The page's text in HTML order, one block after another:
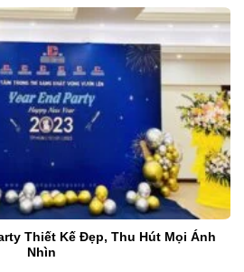
Thiết Kế Đẹp, Thu Hút Mọi Ánh
Nhìn